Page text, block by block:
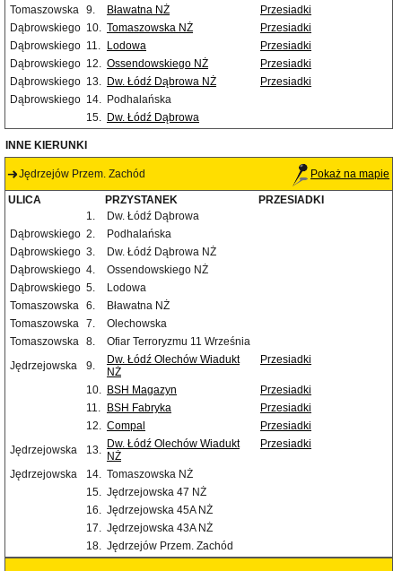
Tomaszowska 9. Bławatna NŻ
Przesiadki
Dąbrowskiego 10. Tomaszowska NŻ
Przesiadki
Dąbrowskiego 11. Lodowa
Przesiadki
Dąbrowskiego 12. Ossendowskiego NŻ
Przesiadki
Dąbrowskiego 13. Dw. Łódź Dąbrowa NŻ
Przesiadki
Dąbrowskiego 14. Podhalańska
15. Dw. Łódź Dąbrowa
INNE KIERUNKI
Jędrzejów Przem. Zachód Pokaż na mapie
ULICA PRZYSTANEK
PRZESIADKI
1.
Dw. Łódź Dąbrowa
Dąbrowskiego 2.
Podhalańska
Dąbrowskiego 3.
Dw. Łódź Dąbrowa NŻ
Dąbrowskiego 4.
Ossendowskiego NŻ
Dąbrowskiego 5.
Lodowa
Tomaszowska 6.
Bławatna NŻ
Tomaszowska 7.
Olechowska
Tomaszowska 8.
Ofiar Terroryzmu 11 Września
Jędrzejowska
9.
Dw. Łódź Olechów Wiadukt
NŻ
Przesiadki
10. BSH Magazyn
Przesiadki
11.
BSH Fabryka
Przesiadki
12. Compal
Przesiadki
Jędrzejowska
13. Dw. Łódź Olechów Wiadukt
NŻ
Przesiadki
Jędrzejowska 14. Tomaszowska NŻ
15. Jędrzejowska 47 NŻ
16. Jędrzejowska 45A NŻ
17. Jędrzejowska 43A NŻ
18. Jędrzejów Przem. Zachód